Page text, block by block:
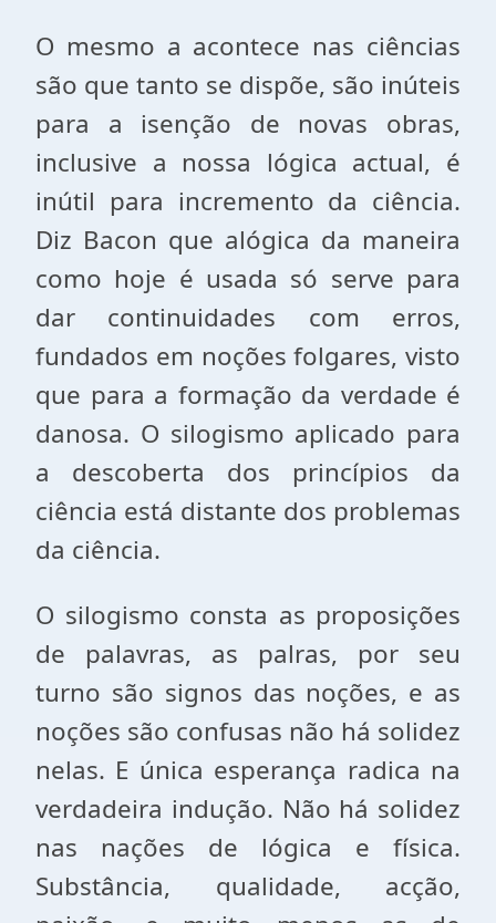
O mesmo a acontece nas ciências
são que tanto se dispõe, são inúteis
para a isenção de novas obras,
inclusive a nossa lógica actual, é
inútil para incremento da ciência.
Diz Bacon que alógica da maneira
como hoje é usada só serve para
dar continuidades com erros,
fundados em noções folgares, visto
que para a formação da verdade é
danosa. O silogismo aplicado para
a descoberta dos princípios da
ciência está distante dos problemas
da ciência.
O silogismo consta as proposições
de palavras, as palras, por seu
turno são signos das noções, e as
noções são confusas não há solidez
nelas. E única esperança radica na
verdadeira indução. Não há solidez
nas nações de lógica e física.
Substância, qualidade, acção,